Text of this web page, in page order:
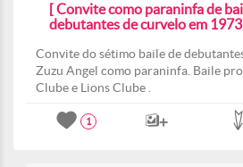
[ Convite como paraninfa de
debutantes de curvelo em
Convite do sétimo baile de
Zuzu Angel como paraninfa. Baile
Clube e Lions Clube .
1